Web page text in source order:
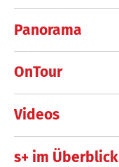
Panorama
OnTour
Videos
s+ im Überblick